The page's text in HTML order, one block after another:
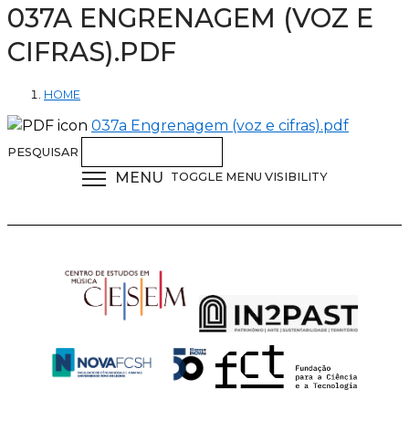
037A ENGRENAGEM (VOZ E
CIFRAS).PDF
HOME
037a Engrenagem (voz e cifras).pdf
PESQUISAR
MENU TOGGLE MENU VISIBILITY